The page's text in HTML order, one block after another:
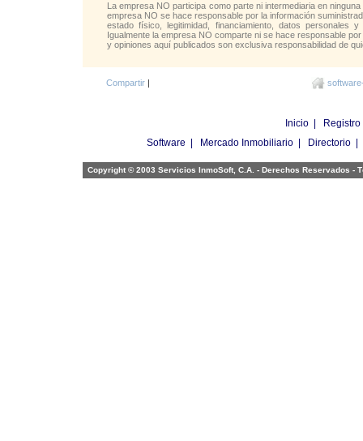
La empresa NO participa como parte ni intermediaria en
empresa NO se hace responsable por la información
estado físico, legitimidad, financiamiento, datos personales
Igualmente la empresa NO comparte ni se hace responsable
y opiniones aquí publicados son exclusiva responsabilidad de
Compartir |
Inicio Registro
Software
Mercado Inmobiliario Directorio
Copyright © 2003 Servicios InmoSoft, C.A. - Derechos Reservados -